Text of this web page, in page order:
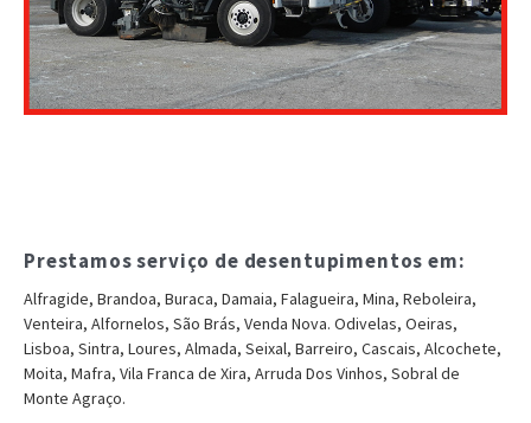
Prestamos serviço de desentupimentos em:
Alfragide, Brandoa, Buraca, Damaia, Falagueira, Mina, Reboleira,
Venteira, Alfornelos, São Brás, Venda Nova. Odivelas, Oeiras,
Lisboa, Sintra, Loures, Almada, Seixal, Barreiro, Cascais, Alcochete,
Moita, Mafra, Vila Franca de Xira, Arruda Dos Vinhos, Sobral de
Monte Agraço.